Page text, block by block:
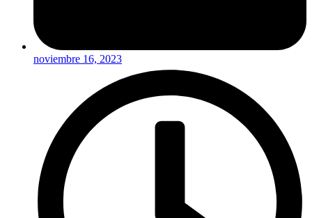
noviembre 16, 2023